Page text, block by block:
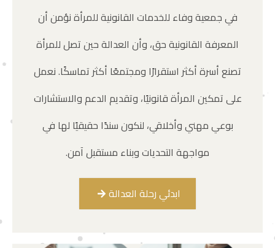
في جمعية وفاء للخدمات القانونية للمرأة نؤمن أن
المعرفة القانونية حق، وأن العدالة حين تصل للمرأة
تصنع أسرة أكثر استقرارًا ومجتمعًا أكثر تماسكًا. نعمل
على تمكين المرأة قانونيًا، وتقديم الدعم والاستشارات
بوعي مهني وأخلاقي، لنكون سندًا حقيقيًا لها في
مواجهة التحديات وبناء مستقبل آمن.
ابدئي رحلة العدالة